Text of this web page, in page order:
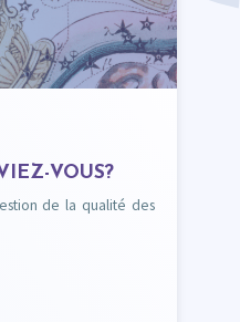
VOUS?
de la qualité des